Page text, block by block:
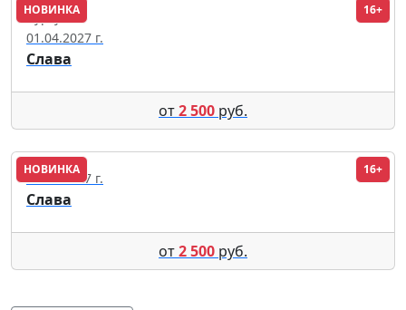
НОВИНКА 16+
Сургут
01.04.2027 г.
Слава
от2 500 руб.
НОВИНКА 16+
02.04.2027 г.
Слава
от2 500 руб.